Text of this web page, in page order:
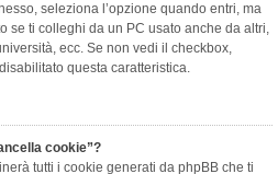
seleziona l’opzione quando entri, ma
se ti colleghi da un PC usato anche da altri,
ecc. Se non vedi il checkbox,
questa caratteristica.
cookie”?
tutti i cookie generati da phpBB che ti